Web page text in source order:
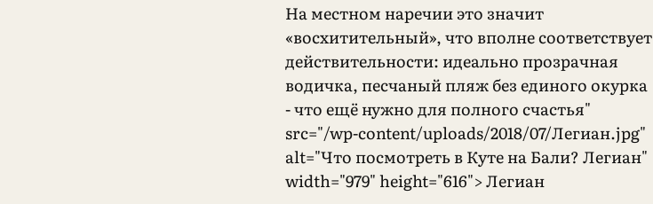
На местном наречии это значит
«восхитительный», что вполне соответствует
действительности: идеально прозрачная
водичка, песчаный пляж без единого окурка
- что ещё нужно для полного счастья"
src="/wp-content/uploads/2018/07/Легиан.jpg"
alt="Что посмотреть в Куте на Бали? Легиан"
width="979" height="616"> Легиан